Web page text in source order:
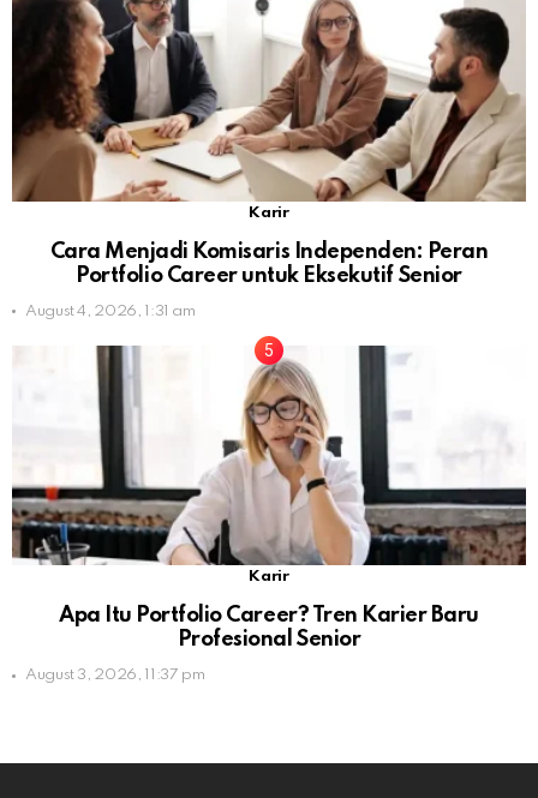
Karir
Cara Menjadi Komisaris Independen: Peran
Portfolio Career untuk Eksekutif Senior
August 4, 2026, 1:31 am
Karir
Apa Itu Portfolio Career? Tren Karier Baru
Profesional Senior
August 3, 2026, 11:37 pm